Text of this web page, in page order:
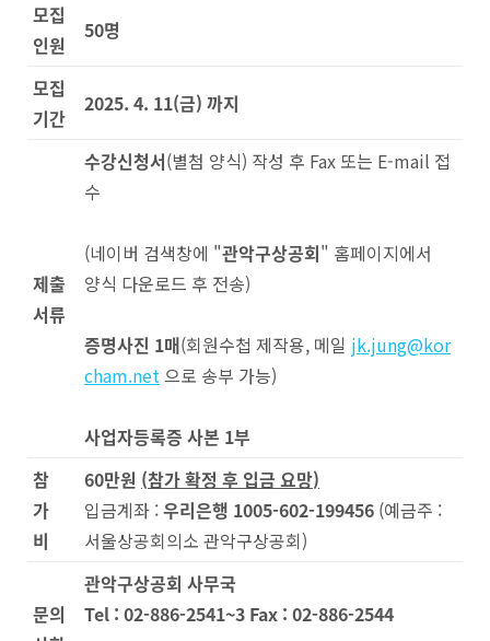
모집
인원
50명
모집
기간
2025. 4. 11(금) 까지
제출
서류
수강신청서(별첨 양식) 작성 후 Fax 또는 E-mail 접
수
(네이버 검색창에 "관악구상공회" 홈페이지에서
양식 다운로드 후 전송)
증명사진 1매(회원수첩 제작용, 메일 jk.jung@kor
cham.net 으로 송부 가능)
사업자등록증 사본 1부
참
가
비
60만원 (참가 확정 후 입금 요망)
입금계좌 :우리은행 1005-602-199456 (예금주 :
서울상공회의소 관악구상공회)
문의
관악구상공회 사무국
Tel : 02-886-2541~3 Fax : 02-886-2544